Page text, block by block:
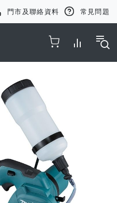
門市及聯絡資料 常見問題